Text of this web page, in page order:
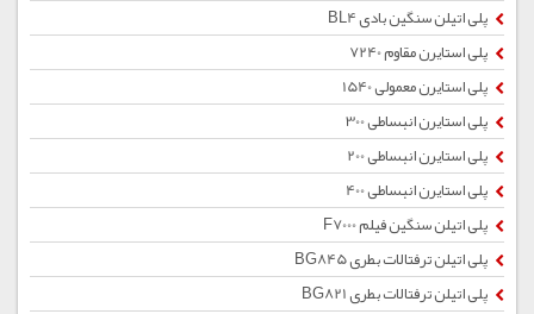
پلی اتیلن سنگین بادی BL4
پلی استایرن مقاوم 7240
پلی استایرن معمولی 1540
پلی استایرن انبساطی 300
پلی استایرن انبساطی 200
پلی استایرن انبساطی 400
پلی اتیلن سنگین فیلم F7000
پلی اتیلن ترفتالات بطری BG845
پلی اتیلن ترفتالات بطری BG821